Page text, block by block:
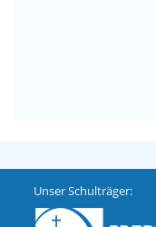
Unser Schulträger: